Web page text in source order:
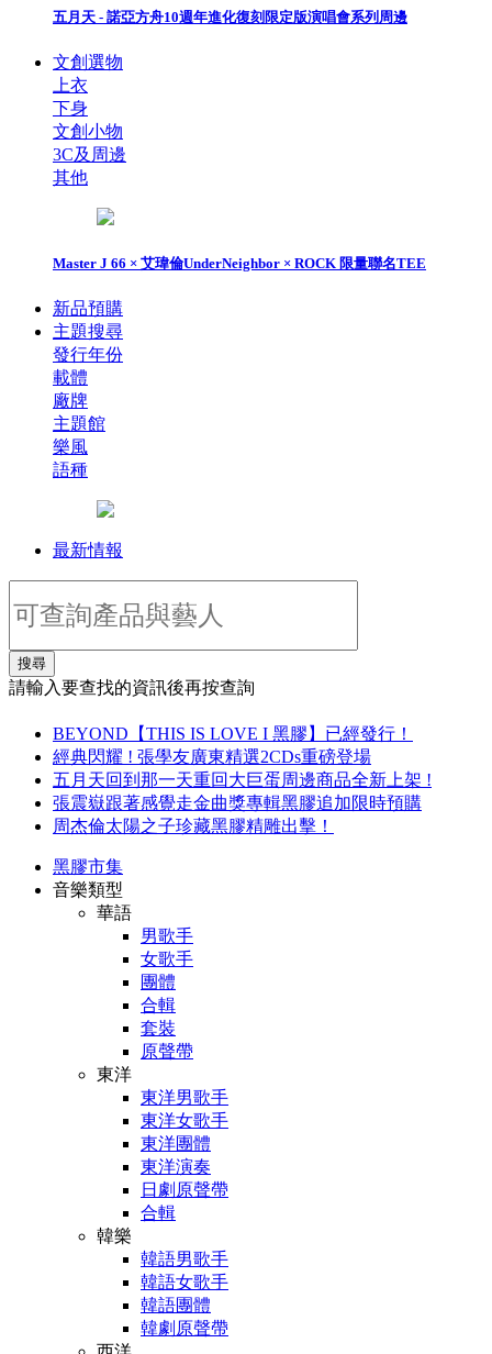
五月天 - 諾亞方舟10週年進化復刻限定版演唱會系列周邊
文創選物
上衣
下身
文創小物
3C及周邊
其他
Master J 66 × 艾瑋倫UnderNeighbor × ROCK 限量聯名TEE
新品預購
主題搜尋
發行年份
載體
廠牌
主題館
樂風
語種
最新情報
搜尋
請輸入要查找的資訊後再按查詢
BEYOND【THIS IS LOVE I 黑膠】已經發行！
經典閃耀 ! 張學友廣東精選2CDs重磅登場
五月天回到那一天重回大巨蛋周邊商品全新上架 !
張震嶽跟著感覺走金曲獎專輯黑膠追加限時預購
周杰倫太陽之子珍藏黑膠精雕出擊！
黑膠市集
音樂類型
華語
男歌手
女歌手
團體
合輯
套裝
原聲帶
東洋
東洋男歌手
東洋女歌手
東洋團體
東洋演奏
日劇原聲帶
合輯
韓樂
韓語男歌手
韓語女歌手
韓語團體
韓劇原聲帶